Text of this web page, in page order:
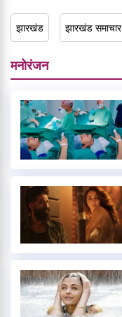
झारखंड झारखंड समाचार
मनोरंजन